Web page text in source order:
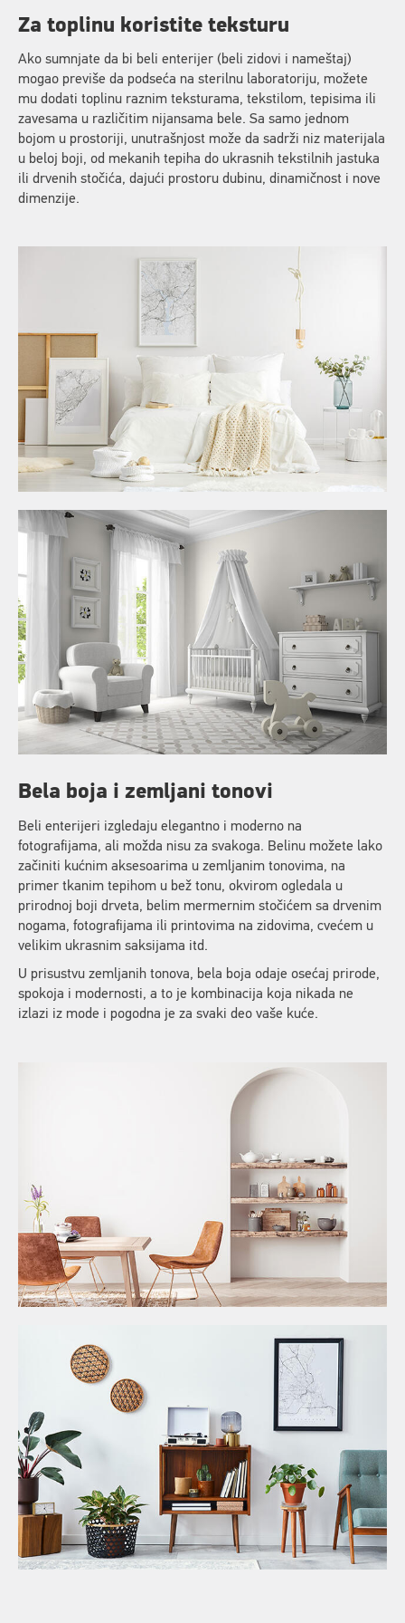
Za toplinu koristite teksturu
Ako sumnjate da bi beli enterijer (beli zidovi i nameštaj)
mogao previše da podseća na sterilnu laboratoriju, možete
mu dodati toplinu raznim teksturama, tekstilom, tepisima ili
zavesama u različitim nijansama bele. Sa samo jednom
bojom u prostoriji, unutrašnjost može da sadrži niz materijala
u beloj boji, od mekanih tepiha do ukrasnih tekstilnih jastuka
ili drvenih stočića, dajući prostoru dubinu, dinamičnost i nove
dimenzije.
Bela boja i zemljani tonovi
Beli enterijeri izgledaju elegantno i moderno na
fotografijama, ali možda nisu za svakoga. Belinu možete lako
začiniti kućnim aksesoarima u zemljanim tonovima, na
primer tkanim tepihom u bež tonu, okvirom ogledala u
prirodnoj boji drveta, belim mermernim stočićem sa drvenim
nogama, fotografijama ili printovima na zidovima, cvećem u
velikim ukrasnim saksijama itd.
U prisustvu zemljanih tonova, bela boja odaje osećaj prirode,
spokoja i modernosti, a to je kombinacija koja nikada ne
izlazi iz mode i pogodna je za svaki deo vaše kuće.